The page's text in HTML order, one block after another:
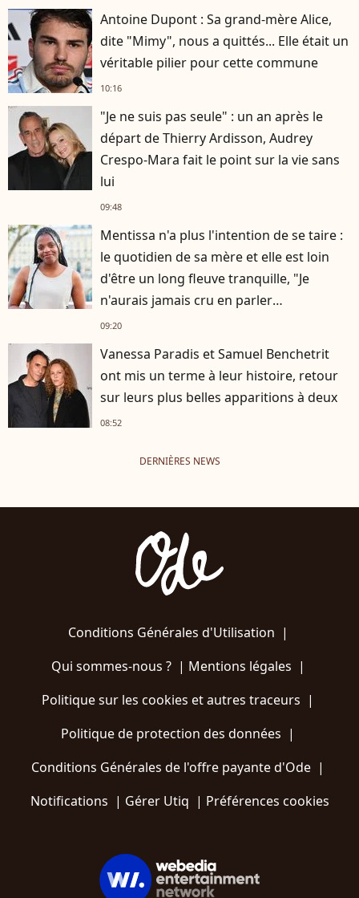
Antoine Dupont : Sa grand-mère Alice,
dite "Mimy", nous a quittés... Elle était un
véritable pilier pour cette commune
10:16
"Je ne suis pas seule" : un an après le
départ de Thierry Ardisson, Audrey
Crespo-Mara fait le point sur la vie sans
lui
09:48
Mentissa n'a plus l'intention de se taire :
le quotidien de sa mère et elle est loin
d'être un long fleuve tranquille, "Je
n'aurais jamais cru en parler
publiquement"
09:20
Vanessa Paradis et Samuel Benchetrit
ont mis un terme à leur histoire, retour
sur leurs plus belles apparitions à deux
08:52
DERNIÈRES NEWS
Conditions Générales d'Utilisation |
Qui sommes-nous ?| Mentions légales |
Politique sur les cookies et autres traceurs |
Politique de protection des données |
Conditions Générales de l'offre payante d'Ode |
Notifications | Gérer Utiq | Préférences cookies